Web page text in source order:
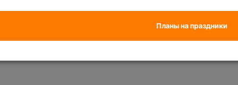
кОм
Планы на праздники